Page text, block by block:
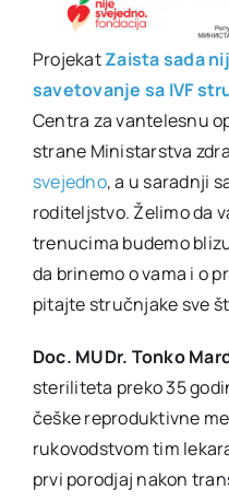
ProjekatZaista sada
savetovanje sa IVF
Centra za vantelesnu
strane Ministarstva
svejedno, a u saradnji
roditeljstvo. Želimo da
trenucima budemo
da brinemo o vama i o
pitajte stručnjake sve
Doc. MUDr. Tonko
steriliteta preko 35
češke reproduktivne
rukovodstvom tim
prvi porodjaj nakon